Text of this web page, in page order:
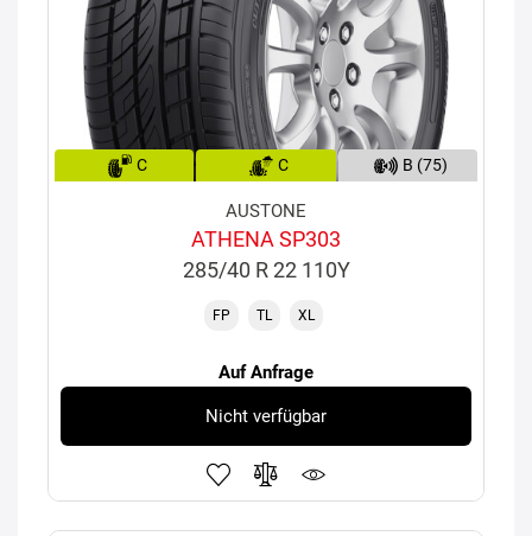
C C B (75)
AUSTONE
ATHENA SP303
285/40 R 22 110Y
FP TL XL
Auf Anfrage
Nicht verfügbar